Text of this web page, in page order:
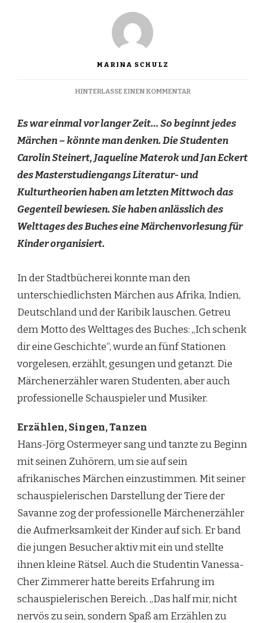
MARINA SCHULZ
HINTERLASSE EINEN KOMMENTARZU
GESCHICHTEN
Es war einmal vor langer Zeit… So beginnt jedes
Märchen – könnte man denken. Die Studenten
Carolin Steinert, Jaqueline Materok und Jan Eckert
des Masterstudiengangs Literatur- und
Kulturtheorien haben am letzten Mittwoch das
Gegenteil bewiesen. Sie haben anlässlich des
Welttages des Buches eine Märchenvorlesung für
Kinder organisiert.
In der Stadtbücherei konnte man den
unterschiedlichsten Märchen aus Afrika, Indien,
Deutschland und der Karibik lauschen. Getreu
dem Motto des Welttages des Buches: „Ich schenk
dir eine Geschichte“, wurde an fünf Stationen
vorgelesen, erzählt, gesungen und getanzt. Die
Märchenerzähler waren Studenten, aber auch
professionelle Schauspieler und Musiker.
Erzählen, Singen, Tanzen
Hans-Jörg Ostermeyer sang und tanzte zu Beginn
mit seinen Zuhörern, um sie auf sein
afrikanisches Märchen einzustimmen. Mit seiner
schauspielerischen Darstellung der Tiere der
Savanne zog der professionelle Märchenerzähler
die Aufmerksamkeit der Kinder auf sich. Er band
die jungen Besucher aktiv mit ein und stellte
ihnen kleine Rätsel. Auch die Studentin Vanessa-
Cher Zimmerer hatte bereits Erfahrung im
schauspielerischen Bereich. „Das half mir, nicht
nervös zu sein, sondern Spaß am Erzählen zu